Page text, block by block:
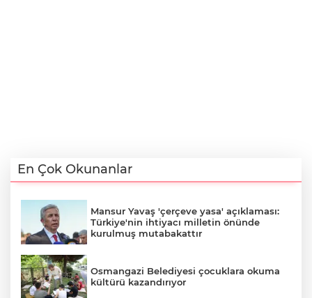
En Çok Okunanlar
Mansur Yavaş 'çerçeve yasa' açıklaması:
Türkiye'nin ihtiyacı milletin önünde
kurulmuş mutabakattır
Osmangazi Belediyesi çocuklara okuma
kültürü kazandırıyor